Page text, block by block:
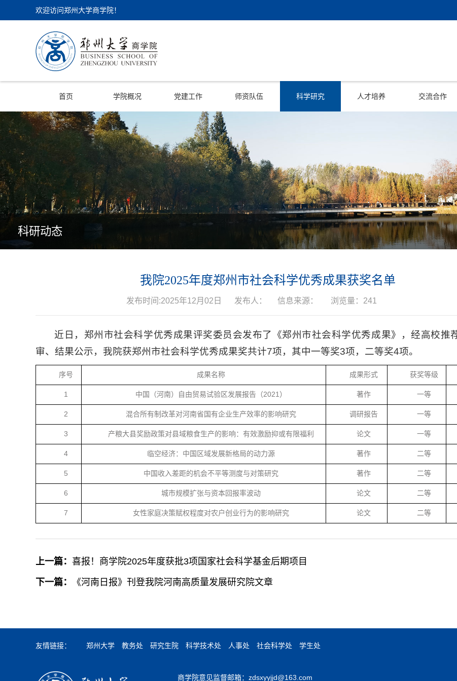
欢迎访问郑州大学商学院！
首页 学院概况 党建工作 师资队伍 科学研究 人才培养 交流合作
科研动态
我院2025年度郑州市社会科学优秀成果获奖名单
发布时间:2025年12月02日 发布人： 信息来源： 浏览量： 241
近日，郑州市社会科学优秀成果评奖委员会发布了《郑州市社会科学优秀成果》，经高校推
审、结果公示，我院获郑州市社会科学优秀成果奖共计7项，其中一等奖3项，二等奖4项。
序号 成果名称 成果形式 获奖等级
1 中国（河南）自由贸易试验区发展报告（2021） 著作 一等
2 混合所有制改革对河南省国有企业生产效率的影响研究 调研报告 一等
3 产粮大县奖励政策对县域粮食生产的影响：有效激励抑或有限福利 论文 一等
4 临空经济：中国区域发展新格局的动力源 著作 二等
5 中国收入差距的机会不平等测度与对策研究 著作 二等
6 城市规模扩张与资本回报率波动 论文 二等
7 女性家庭决策赋权程度对农户创业行为的影响研究 论文 二等
上一篇： 喜报！商学院2025年度获批3项国家社会科学基金后期项目
下一篇： 《河南日报》刊登我院河南高质量发展研究院文章
友情链接： 郑州大学 教务处 研究生院 科学技术处 人事处 社会科学处 学生处
商学院意见监督邮箱：zdsxyyjjd@163.com